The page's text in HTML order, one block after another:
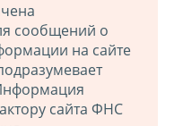
сообщений о
на сайте
сайта ФНС